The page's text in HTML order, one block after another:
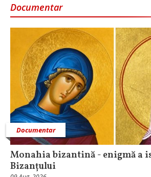
Documentar
Documentar
Monahia bizantină - enigmă a
Bizanțului